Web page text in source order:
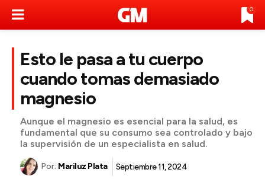
0
Esto le pasa a tu cuerpo
cuando tomas demasiado
magnesio
Aunque el magnesio es esencial para la salud, es
fundamental que su consumo sea controlado y bajo
la supervisión de un especialista en salud.
Por: Mariluz Plata Septiembre 11, 2024